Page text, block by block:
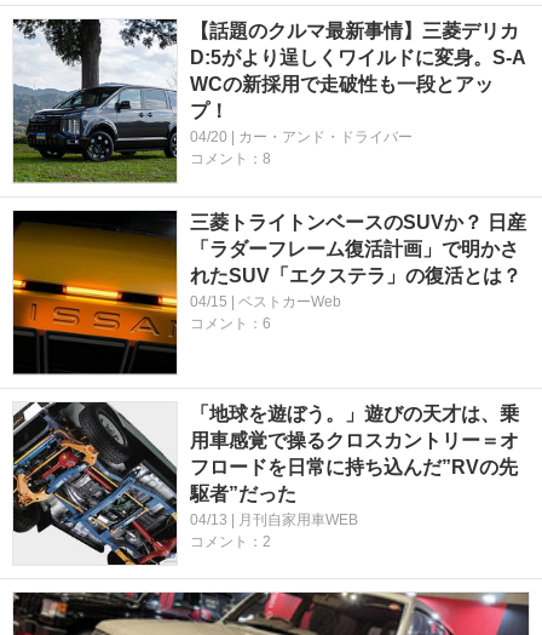
【話題のクルマ最新事情】三菱デリカ
D:5がより逞しくワイルドに変身。S-A
WCの新採用で走破性も一段とアッ
プ！
04/20 | カー・アンド・ドライバー
コメント：8
三菱トライトンベースのSUVか？ 日産
「ラダーフレーム復活計画」で明かさ
れたSUV「エクステラ」の復活とは？
04/15 | ベストカーWeb
コメント：6
「地球を遊ぼう。」遊びの天才は、乗
用車感覚で操るクロスカントリー＝オ
フロードを日常に持ち込んだ”RVの先
駆者”だった
04/13 | 月刊自家用車WEB
コメント：2